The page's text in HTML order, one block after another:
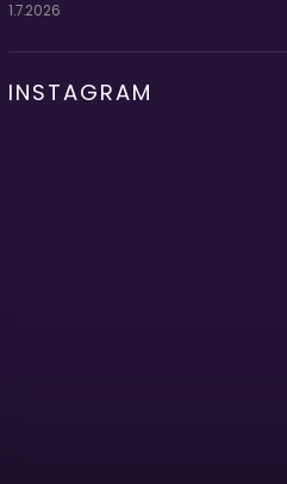
1.7.2026
INSTAGRAM